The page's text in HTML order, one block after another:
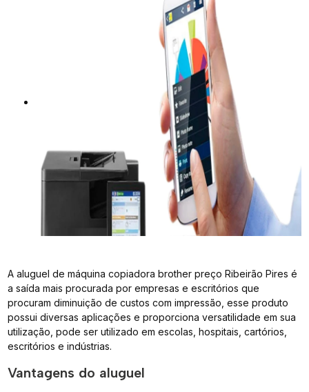
A aluguel de máquina copiadora brother preço Ribeirão Pires é
a saída mais procurada por empresas e escritórios que
procuram diminuição de custos com impressão, esse produto
possui diversas aplicações e proporciona versatilidade em sua
utilização, pode ser utilizado em escolas, hospitais, cartórios,
escritórios e indústrias.
Vantagens do aluguel